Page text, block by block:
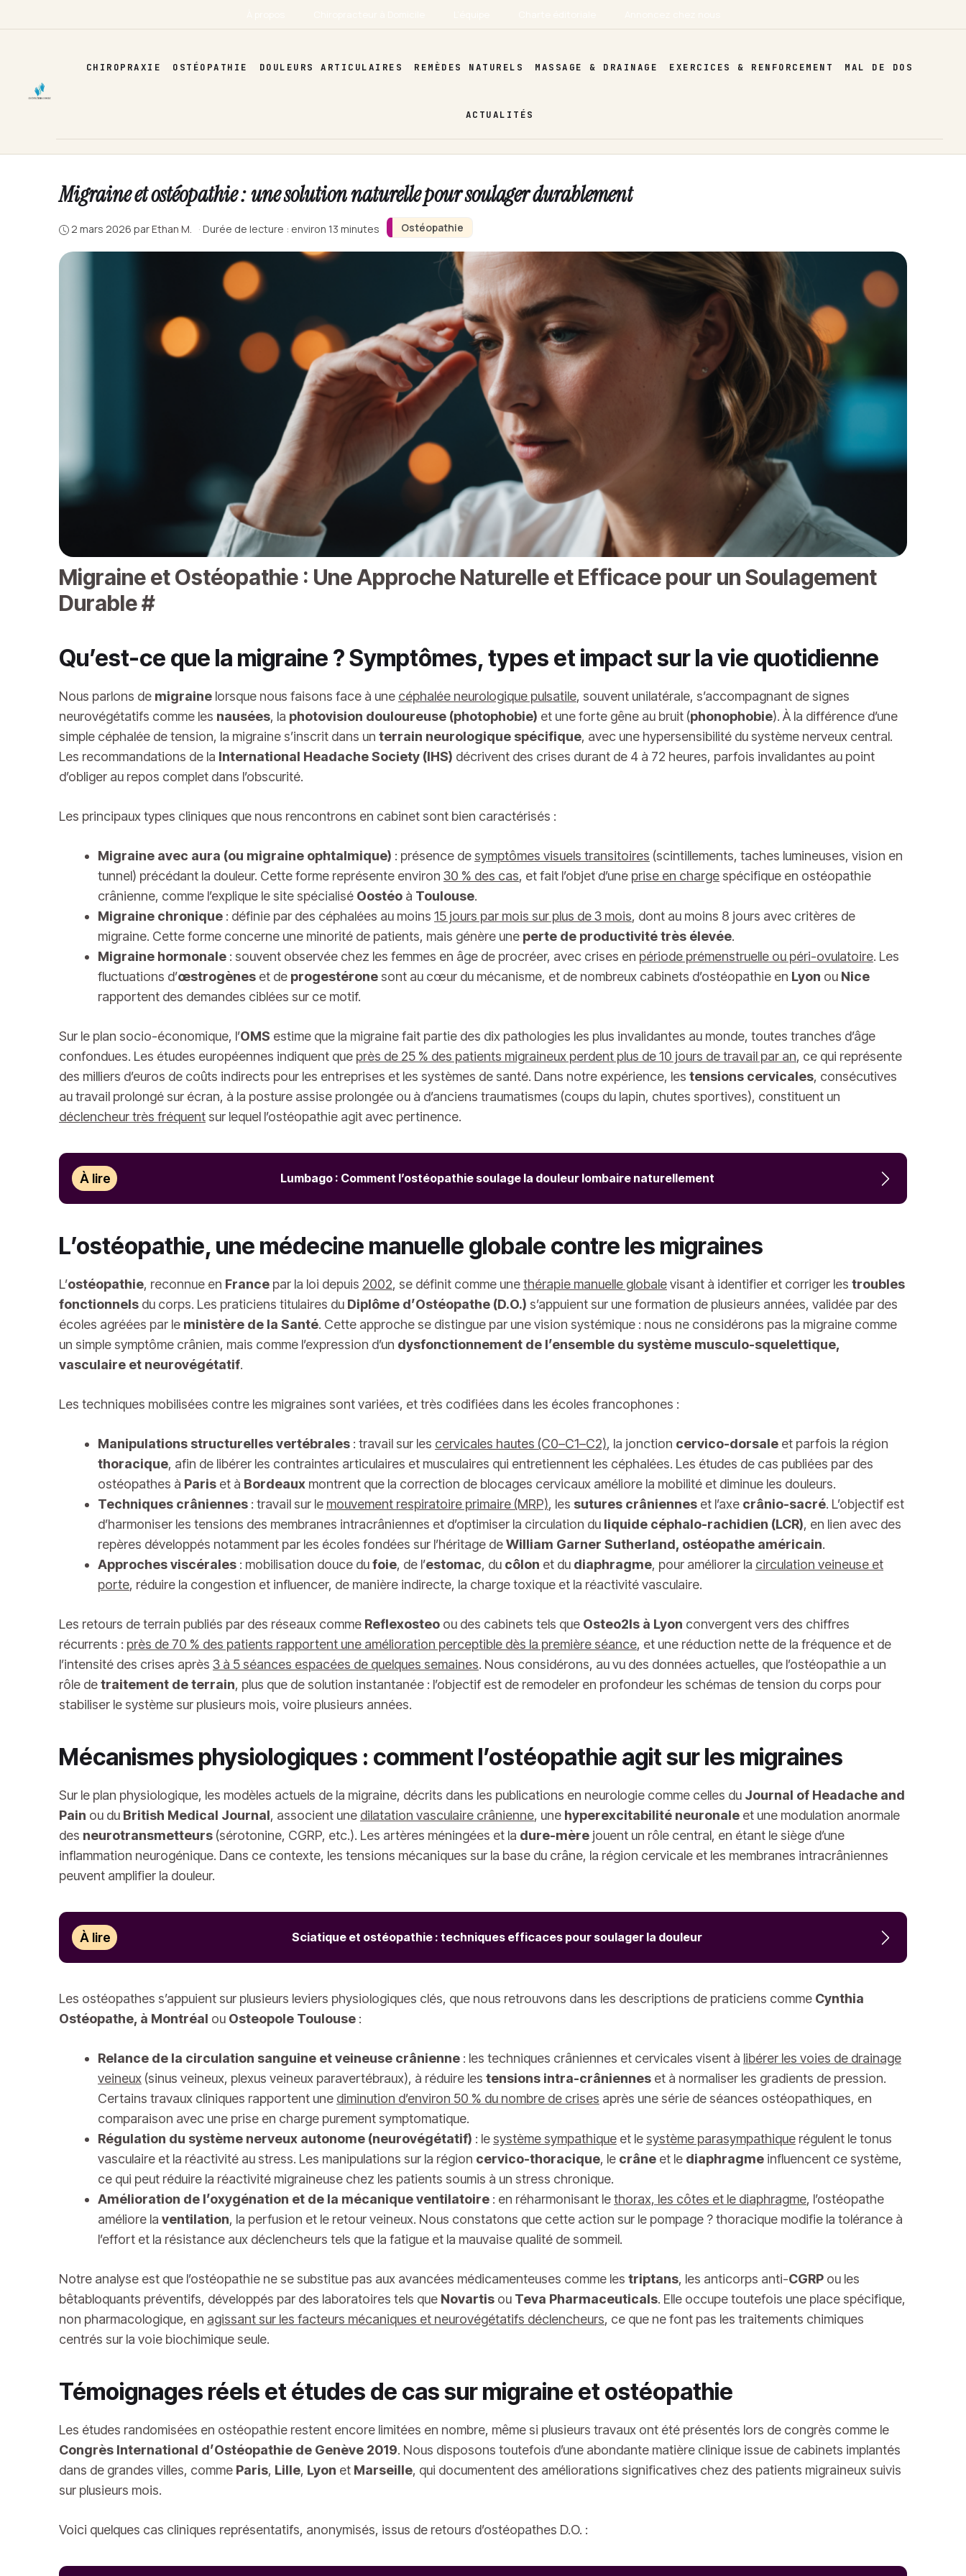
au
CHIROPRAXIE OSTÉOPATHIE DOULEURS ARTICULAIRES REMÈDES NATURELS MASSAGE & DRAINAGE EXERCICES & RENFORCEMENT MAL DE DOS
ACTUALITÉS
Ostéopathie
Migraine et ostéopathie : une solution naturelle pour soulager durablement
2 mars 2026 parEthan M. · Durée de lecture : environ 13 minutes
Migraine et Ostéopathie : Une Approche Naturelle et Efficace pour un Soulagement
Durable#
Qu’est-ce que la migraine ? Symptômes, types et impact sur la vie quotidienne
Nous parlons de migraine lorsque nous faisons face à une céphalée neurologique pulsatile, souvent unilatérale, s’accompagnant de signes
neurovégétatifs comme les nausées, la photovision douloureuse (photophobie) et une forte gêne au bruit (phonophobie). À la différence d’une
simple céphalée de tension, la migraine s’inscrit dans un terrain neurologique spécifique, avec une hypersensibilité du système nerveux central.
Les recommandations de la International Headache Society (IHS) décrivent des crises durant de 4 à 72 heures, parfois invalidantes au point
d’obliger au repos complet dans l’obscurité.
Les principaux types cliniques que nous rencontrons en cabinet sont bien caractérisés :
Migraine avec aura (ou migraine ophtalmique) : présence de symptômes visuels transitoires (scintillements, taches lumineuses, vision en
tunnel) précédant la douleur. Cette forme représente environ 30 % des cas, et fait l’objet d’une prise en charge spécifique en ostéopathie
crânienne, comme l’explique le site spécialisé Oostéo à Toulouse.
Migraine chronique : définie par des céphalées au moins 15 jours par mois sur plus de 3 mois, dont au moins 8 jours avec critères de
migraine. Cette forme concerne une minorité de patients, mais génère une perte de productivité très élevée.
Migraine hormonale : souvent observée chez les femmes en âge de procréer, avec crises en période prémenstruelle ou péri-ovulatoire. Les
fluctuations d’œstrogènes et de progestérone sont au cœur du mécanisme, et de nombreux cabinets d’ostéopathie en Lyon ou Nice
rapportent des demandes ciblées sur ce motif.
Sur le plan socio-économique, l’OMS estime que la migraine fait partie des dix pathologies les plus invalidantes au monde, toutes tranches d’âge
confondues. Les études européennes indiquent que près de 25 % des patients migraineux perdent plus de 10 jours de travail par an, ce qui représente
des milliers d’euros de coûts indirects pour les entreprises et les systèmes de santé. Dans notre expérience, les tensions cervicales, consécutives
au travail prolongé sur écran, à la posture assise prolongée ou à d’anciens traumatismes (coups du lapin, chutes sportives), constituent un
déclencheur très fréquent sur lequel l’ostéopathie agit avec pertinence.
À lire Lumbago : Comment l’ostéopathie soulage la douleur lombaire naturellement
L’ostéopathie, une médecine manuelle globale contre les migraines
L’ostéopathie, reconnue en France par la loi depuis 2002, se définit comme unethérapie manuelle globalevisant à identifier et corriger les troubles
fonctionnels du corps. Les praticiens titulaires du Diplôme d’Ostéopathe (D.O.) s’appuient sur une formation de plusieurs années, validée par des
écoles agréées par le ministère de la Santé. Cette approche se distingue par une vision systémique : nous ne considérons pas la migraine comme
un simple symptôme crânien, mais comme l’expression d’un dysfonctionnement de l’ensemble du système musculo-squelettique,
vasculaire et neurovégétatif.
Les techniques mobilisées contre les migraines sont variées, et très codifiées dans les écoles francophones :
Manipulations structurelles vertébrales : travail sur les cervicales hautes (C0–C1–C2), la jonction cervico-dorsale et parfois la région
thoracique, afin de libérer les contraintes articulaires et musculaires qui entretiennent les céphalées. Les études de cas publiées par des
ostéopathes à Paris et à Bordeaux montrent que la correction de blocages cervicaux améliore la mobilité et diminue les douleurs.
Techniques crâniennes : travail sur le mouvement respiratoire primaire (MRP), les sutures crâniennes et l’axe crânio-sacré. L’objectif est
d’harmoniser les tensions des membranes intracrâniennes et d’optimiser la circulation du liquide céphalo-rachidien (LCR), en lien avec des
repères développés notamment par les écoles fondées sur l’héritage deWilliam Garner Sutherland, ostéopathe américain.
Approches viscérales : mobilisation douce dufoie, de l’estomac, du côlon et du diaphragme, pour améliorer la circulation veineuse et
porte, réduire la congestion et influencer, de manière indirecte, la charge toxique et la réactivité vasculaire.
Les retours de terrain publiés par des réseaux comme Reflexosteo ou des cabinets tels que Osteo2ls à Lyon convergent vers des chiffres
récurrents : près de 70 % des patients rapportent une amélioration perceptible dès la première séance, et une réduction nette de la fréquence et de
l’intensité des crises après 3 à 5 séances espacées de quelques semaines. Nous considérons, au vu des données actuelles, que l’ostéopathie a un
rôle detraitement de terrain, plus que de solution instantanée : l’objectif est de remodeler en profondeur les schémas de tension du corps pour
stabiliser le système sur plusieurs mois, voire plusieurs années.
Mécanismes physiologiques : comment l’ostéopathie agit sur les migraines
Sur le plan physiologique, les modèles actuels de la migraine, décrits dans les publications en neurologie comme celles du Journal of Headache and
Pain ou du British Medical Journal, associent une dilatation vasculaire crânienne, une hyperexcitabilité neuronale et une modulation anormale
des neurotransmetteurs (sérotonine, CGRP, etc.). Les artères méningées et la dure-mère jouent un rôle central, en étant le siège d’une
inflammation neurogénique. Dans ce contexte, les tensions mécaniques sur la base du crâne, la région cervicale et les membranes intracrâniennes
peuvent amplifier la douleur.
À lire Sciatique et ostéopathie : techniques efficaces pour soulager la douleur
Les ostéopathes s’appuient sur plusieurs leviers physiologiques clés, que nous retrouvons dans les descriptions de praticiens comme Cynthia
Ostéopathe, à Montréal ou Osteopole Toulouse :
Relance de la circulation sanguine et veineuse crânienne : les techniques crâniennes et cervicales visent à libérer les voies de drainage
veineux (sinus veineux, plexus veineux paravertébraux), à réduire les tensions intra-crâniennes et à normaliser les gradients de pression.
Certains travaux cliniques rapportent une diminution d’environ 50 % du nombre de crises après une série de séances ostéopathiques, en
comparaison avec une prise en charge purement symptomatique.
Régulation du système nerveux autonome (neurovégétatif) : le système sympathique et le système parasympathique régulent le tonus
vasculaire et la réactivité au stress. Les manipulations sur la région cervico-thoracique, le crâne et le diaphragme influencent ce système,
ce qui peut réduire la réactivité migraineuse chez les patients soumis à un stress chronique.
Amélioration de l’oxygénation et de la mécanique ventilatoire : en réharmonisant lethorax, les côtes et le diaphragme, l’ostéopathe
améliore la ventilation, la perfusion et le retour veineux. Nous constatons que cette action sur le pompage ? thoracique modifie la tolérance à
l’effort et la résistance aux déclencheurs tels que la fatigue et la mauvaise qualité de sommeil.
Notre analyse est que l’ostéopathie ne se substitue pas aux avancées médicamenteuses comme les triptans, les anticorps anti-CGRP ou les
bêtabloquants préventifs, développés par des laboratoires tels que Novartis ou Teva Pharmaceuticals. Elle occupe toutefois une place spécifique,
non pharmacologique, en agissant sur les facteurs mécaniques et neurovégétatifs déclencheurs, ce que ne font pas les traitements chimiques
centrés sur la voie biochimique seule.
Témoignages réels et études de cas sur migraine et ostéopathie
Les études randomisées en ostéopathie restent encore limitées en nombre, même si plusieurs travaux ont été présentés lors de congrès comme le
Congrès International d’Ostéopathie de Genève 2019. Nous disposons toutefois d’une abondante matière clinique issue de cabinets implantés
dans de grandes villes, comme Paris, Lille, Lyon et Marseille, qui documentent des améliorations significatives chez des patients migraineux suivis
sur plusieurs mois.
Voici quelques cas cliniques représentatifs, anonymisés, issus de retours d’ostéopathes D.O. :